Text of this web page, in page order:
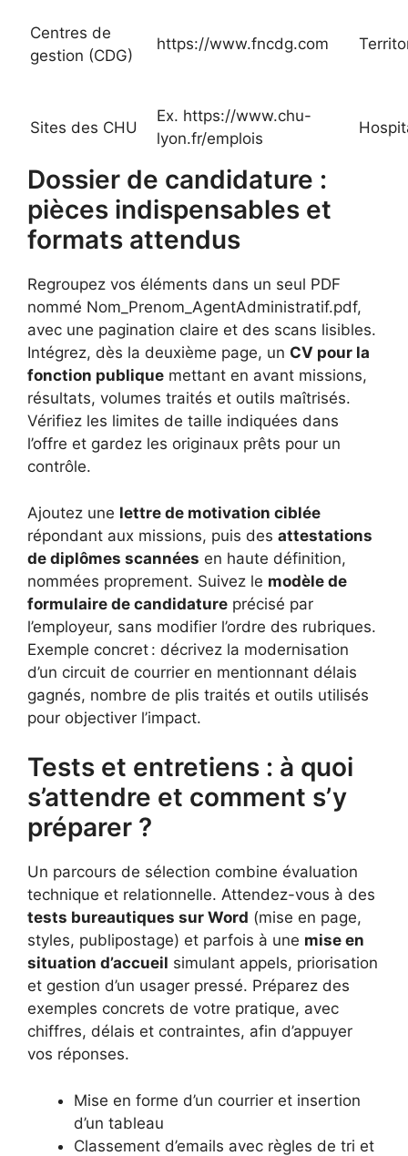
Centres de
gestion (CDG)
https://www.fncdg.com
Sites des CHU
Ex. https://www.chu-
lyon.fr/emplois
Dossier de candidature :
pièces indispensables et
formats attendus
Regroupez vos éléments dans un seul PDF
nommé Nom_Prenom_AgentAdministratif.pdf,
avec une pagination claire et des scans lisibles.
Intégrez, dès la deuxième page, un CV pour la
fonction publique mettant en avant missions,
résultats, volumes traités et outils maîtrisés.
Vérifiez les limites de taille indiquées dans
l’offre et gardez les originaux prêts pour un
contrôle.
Ajoutez une lettre de motivation ciblée
répondant aux missions, puis des attestations
de diplômes scannées en haute définition,
nommées proprement. Suivez le modèle de
formulaire de candidature précisé par
l’employeur, sans modifier l’ordre des rubriques.
Exemple concret : décrivez la modernisation
d’un circuit de courrier en mentionnant délais
gagnés, nombre de plis traités et outils utilisés
pour objectiver l’impact.
Tests et entretiens : à quoi
s’attendre et comment s’y
préparer ?
Un parcours de sélection combine évaluation
technique et relationnelle. Attendez-vous à des
tests bureautiques sur Word (mise en page,
styles, publipostage) et parfois à une mise en
situation d’accueil simulant appels, priorisation
et gestion d’un usager pressé. Préparez des
exemples concrets de votre pratique, avec
chiffres, délais et contraintes, afin d’appuyer
vos réponses.
Mise en forme d’un courrier et insertion
d’un tableau
Classement d’emails avec règles de tri et